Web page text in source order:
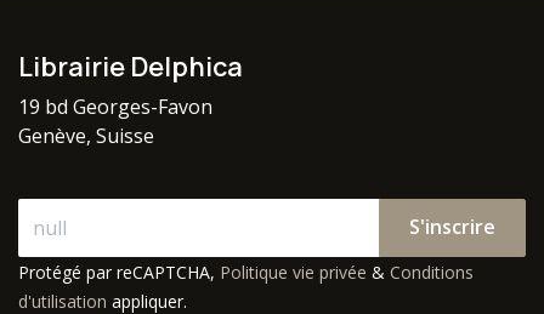
Librairie Delphica
19 bd Georges-Favon
Genève, Suisse
S'inscrire
Protégé par reCAPTCHA, Politique vie privée & Conditions
d'utilisation appliquer.